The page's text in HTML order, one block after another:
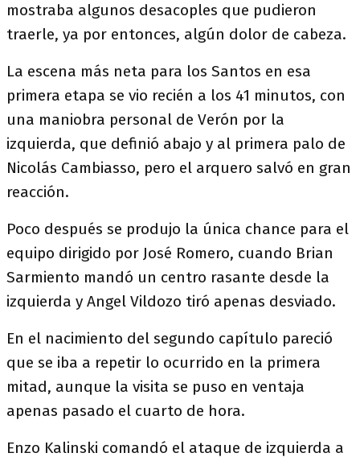
mostraba algunos desacoples que pudieron
traerle, ya por entonces, algún dolor de cabeza.
La escena más neta para los Santos en esa
primera etapa se vio recién a los 41 minutos, con
una maniobra personal de Verón por la
izquierda, que definió abajo y al primera palo de
Nicolás Cambiasso, pero el arquero salvó en gran
reacción.
Poco después se produjo la única chance para el
equipo dirigido por José Romero, cuando Brian
Sarmiento mandó un centro rasante desde la
izquierda y Angel Vildozo tiró apenas desviado.
En el nacimiento del segundo capítulo pareció
que se iba a repetir lo ocurrido en la primera
mitad, aunque la visita se puso en ventaja
apenas pasado el cuarto de hora.
Enzo Kalinski comandó el ataque de izquierda a